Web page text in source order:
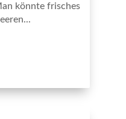
könnte frisches